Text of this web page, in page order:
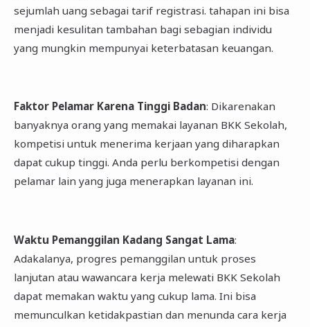
sejumlah uang sebagai tarif registrasi. tahapan ini bisa
menjadi kesulitan tambahan bagi sebagian individu
yang mungkin mempunyai keterbatasan keuangan.
Faktor Pelamar Karena Tinggi Badan: Dikarenakan
banyaknya orang yang memakai layanan BKK Sekolah,
kompetisi untuk menerima kerjaan yang diharapkan
dapat cukup tinggi. Anda perlu berkompetisi dengan
pelamar lain yang juga menerapkan layanan ini.
Waktu Pemanggilan Kadang Sangat Lama:
Adakalanya, progres pemanggilan untuk proses
lanjutan atau wawancara kerja melewati BKK Sekolah
dapat memakan waktu yang cukup lama. Ini bisa
memunculkan ketidakpastian dan menunda cara kerja